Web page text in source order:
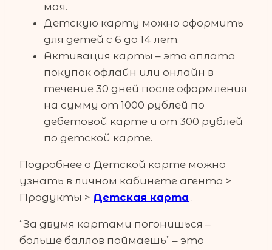
мая.
Детскую карту можно оформить
для детей с 6 до 14 лет.
Активация карты – это оплата
покупок офлайн или онлайн в
течение 30 дней после оформления
на сумму от 1000 рублей по
дебетовой карте и от 300 рублей
по детской карте.
Подробнее о Детской карте можно
узнать в личном кабинете агента >
Продукты > Детская карта .
“За двумя картами погонишься –
больше баллов поймаешь” – это